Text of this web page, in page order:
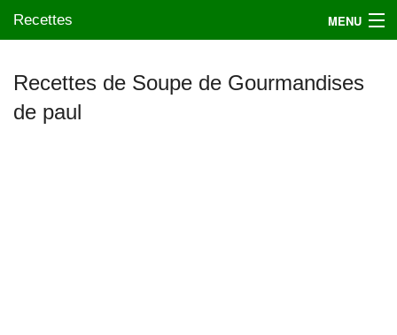
Recettes MENU
Mes blogs préférés
Recettes de Soupe de Gourmandises
de paul